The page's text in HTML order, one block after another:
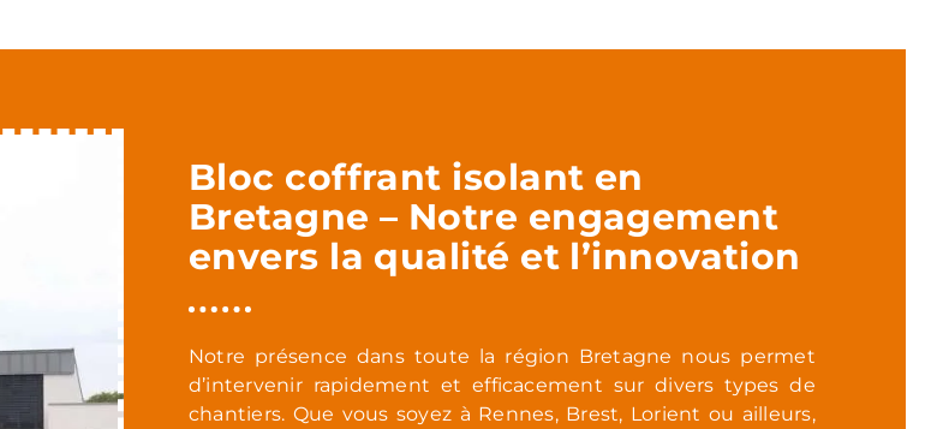
Bloc coffrant isolant en
Bretagne – Notre engagement
envers la qualité et l’innovation
Notre présence dans toute la région Bretagne nous permet
d’intervenir rapidement et efficacement sur divers types de
chantiers. Que vous soyez à Rennes, Brest, Lorient ou ailleurs,